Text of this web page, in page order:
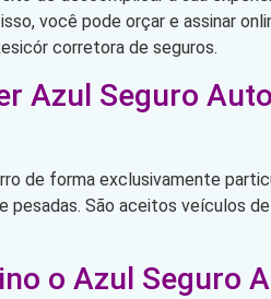
você pode orçar e assinar
corretora de seguros.
Azul Seguro
de forma exclusivamente
pesadas. São aceitos veículos
o Azul Seguro